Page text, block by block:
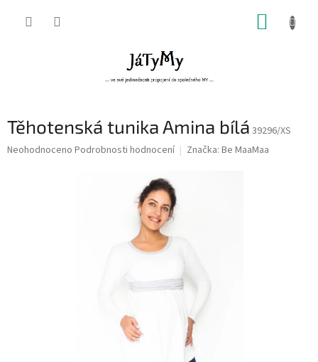
Těhotenská tunika Amina bílá 39296/XS
Průměrné
Neohodnoceno Podrobnosti hodnocení Značka: Be MaaMaa